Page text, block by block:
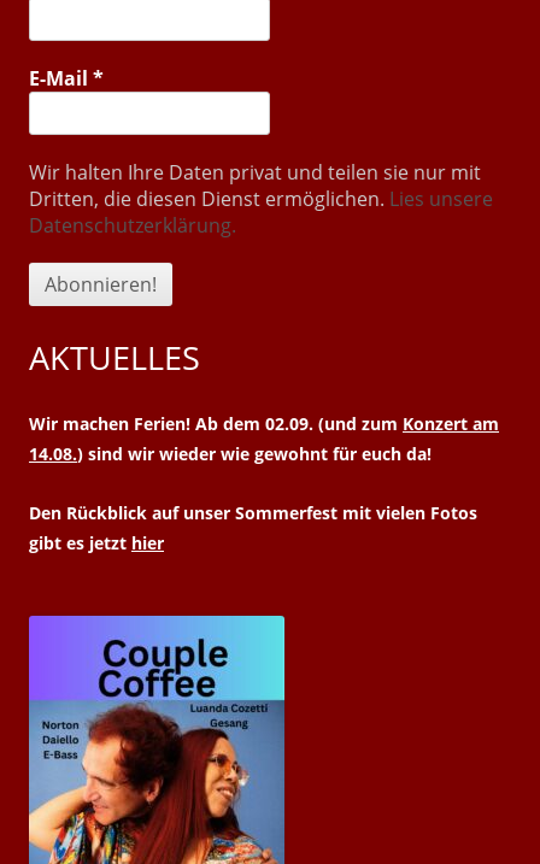
E-Mail *
Wir halten Ihre Daten privat und teilen sie nur mit
Dritten, die diesen Dienst ermöglichen. Lies unsere
Datenschutzerklärung.
AKTUELLES
Wir machen Ferien! Ab dem 02.09. (und zum Konzert am
14.08.) sind wir wieder wie gewohnt für euch da!
Den Rückblick auf unser Sommerfest mit vielen Fotos
gibt es jetzt hier